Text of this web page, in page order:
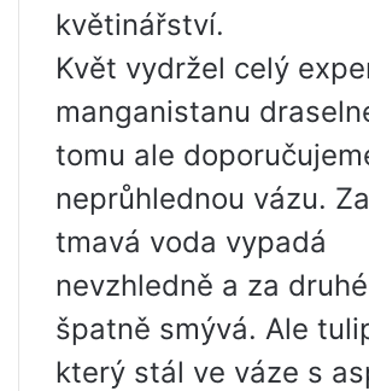
květinářství.
Květ vydržel celý
manganistanu
tomu ale
neprůhlednou vázu.
tmavá voda vypadá
nevzhledně a za
špatně smývá. Ale
který stál ve váze s